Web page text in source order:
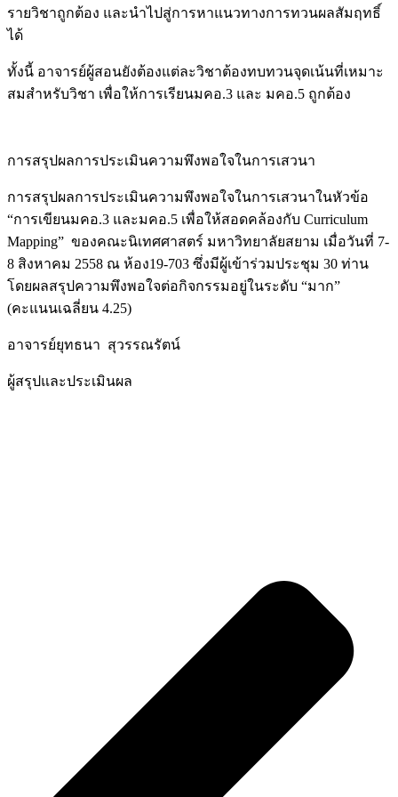
รายวิชาถูกต้อง และนำไปสู่การหาแนวทางการทวนผลสัมฤทธิ์
ได้
ทั้งนี้ อาจารย์ผู้สอนยังต้องแต่ละวิชาต้องทบทวนจุดเน้นที่เหมาะ
สมสำหรับวิชา เพื่อให้การเรียนมคอ.3 และ มคอ.5 ถูกต้อง
การสรุปผลการประเมินความพึงพอใจในการเสวนา
การสรุปผลการประเมินความพึงพอใจในการเสวนาในหัวข้อ
“การเขียนมคอ.3 และมคอ.5 เพื่อให้สอดคล้องกับ Curriculum
Mapping” ของคณะนิเทศศาสตร์ มหาวิทยาลัยสยาม เมื่อวันที่ 7-
8 สิงหาคม 2558 ณ ห้อง19-703 ซึ่งมีผู้เข้าร่วมประชุม 30 ท่าน
โดยผลสรุปความพึงพอใจต่อกิจกรรมอยู่ในระดับ “มาก”
(คะแนนเฉลี่ยน 4.25)
อาจารย์ยุทธนา สุวรรณรัตน์
ผู้สรุปและประเมินผล